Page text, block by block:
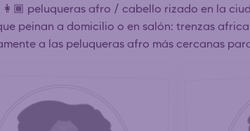
👩🏾 peluqueras afro / cabello rizado en la
peinan a domicilio o en salón: trenzas
a las peluqueras afro más cercanas